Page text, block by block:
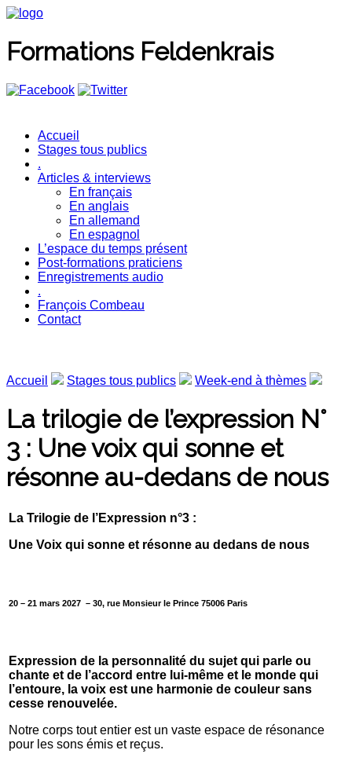
Formations Feldenkrais
Accueil
Stages tous publics
.
Articles & interviews
En français
En anglais
En allemand
En espagnol
L’espace du temps présent
Post-formations praticiens
Enregistrements audio
.
François Combeau
Contact
Accueil Stages tous publics Week-end à thèmes
La trilogie de l’expression N°
3 : Une voix qui sonne et
résonne au-dedans de nous
La Trilogie de l’Expression n°3 :
Une Voix qui sonne et résonne au dedans de nous
20 – 21 mars 2027 – 30, rue Monsieur le Prince 75006 Paris
Expression de la personnalité du sujet qui parle ou
chante et de l’accord entre lui-même et le monde qui
l’entoure, la voix est une harmonie de couleur sans
cesse renouvelée.
Notre corps tout entier est un vaste espace de résonance
pour les sons émis et reçus.